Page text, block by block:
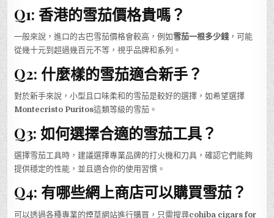
Q1: 香港的雪茄價格貴嗎？
一般來說，進口的古巴雪茄價格會較高，例如雪茄一根多少錢 ，可能
從幾十元到超過幾百元不等，視乎品牌和系列。
Q2: 什麼樣的雪茄適合新手？
對於新手來說，小型且口味柔和的雪茄是較好的選擇，如希望選擇
Montecristo Puritos這類等級的雪茄。
Q3: 如何選擇合適的雪茄工具？
選擇雪茄工具時，建議選擇專業品牌的打火機和刀具，確認它們能夠
提供穩定的性能，並且適合你的使用習慣。
Q4: 有哪些網上商店可以購買雪茄？
可以透過各種專業的煙草網站進行購買，只需搜尋cohiba cigars for